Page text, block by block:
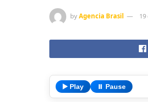
byAgencia Brasil
▶️ Play ⏸️ Pause